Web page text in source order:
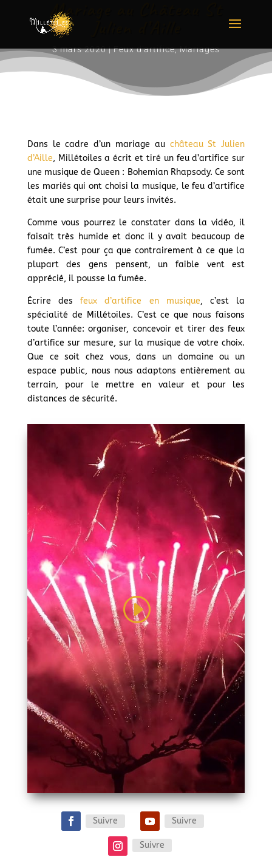
Mariage au Château St
3 mars 2020|Feux d'artifice,Mariages
Dans le cadre d’un mariage au château St Julien
d’Aille, Millétoiles a écrit et tiré un feu d’artifice sur
une musique de Queen : Bohemian Rhapsody. Ce sont
les mariés qui ont choisi la musique, le feu d’artifice
était une surprise pour leurs invités.
Comme vous pourrez le constater dans la vidéo, il
faisait très humide et donc il y avait beaucoup de
fumée. C’est pour ça que contrairement à ce que la
plupart des gens pensent, un faible vent est
apprécié, il pousse la fumée.
Écrire desfeux d’artifice en musique, c’est la
spécialité de Millétoiles. C’est ce que nous faisons
toute l’année: organiser, concevoir et tirer des feux
d’artifice sur mesure, sur la musique de votre choix.
Que ce soit chez vous, dans un domaine ou un
espace public, nous nous adaptons entièrement au
terrain, pour le mettre en valeur et pour les
distances de sécurité.
Suivre Suivre
Suivre